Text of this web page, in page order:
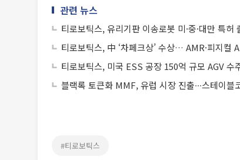
관련 뉴스
티로보틱스, 유리기판 이송로봇 미·중·대만 특
티로보틱스, 中 ‘차페크상’ 수상… AMR·피지컬
티로보틱스, 미국 ESS 공장 150억 규모 AGV 수
블랙록 토큰화 MMF, 유럽 시장 진출∙∙∙스테이블
#티로보틱스